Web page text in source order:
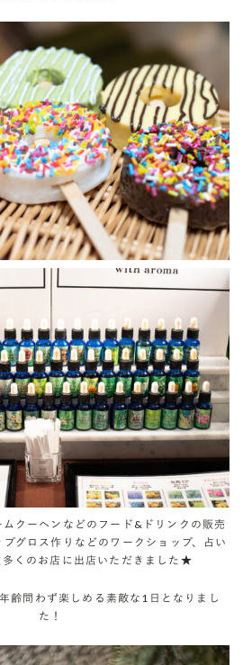
クーヘンなどのフード&ドリンクの販売
グロス作りなどのワークショップ、占い
多くのお店に出店いただきました★
齢問わず楽しめる素敵な1日となりまし
た！